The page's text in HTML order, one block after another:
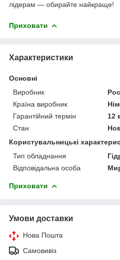
лідерам — обирайте найкраще!
Приховати
Характеристики
Основні
Виробник
Країна виробник
Гарантійний термін
12
Стан
Користувальницькі
Тип обладнання
Відповідальна особа
Приховати
Умови доставки
Нова Пошта
Самовивіз